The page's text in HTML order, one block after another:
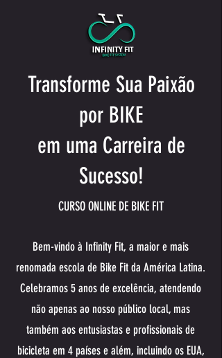
Transforme Sua Paixão
por BIKE
em uma Carreira de
Sucesso!
CURSO ONLINE DE BIKE FIT
Bem-vindo à Infinity Fit, a maior e mais
renomada escola de Bike Fit da América Latina.
Celebramos 5 anos de excelência, atendendo
não apenas ao nosso público local, mas
também aos entusiastas e profissionais de
bicicleta em 4 países e além, incluindo os EUA,